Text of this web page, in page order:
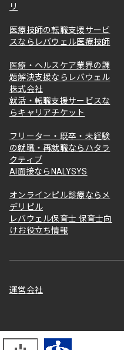
リ
医療技師の転職支援サービ
スならレバウェル医療技師
医療・ヘルスケア業界の課
題解決支援ならレバウェル
株式会社
就活・転職支援サービスな
らキャリアチケット
フリーター・既卒・未経験
の就職・再就職ならハタラ
クティブ
AI面接ならNALYSYS
オンラインピル診療ならメ
デリピル
レバウェル保育士 保育士向
けお役立ち情報
運営会社